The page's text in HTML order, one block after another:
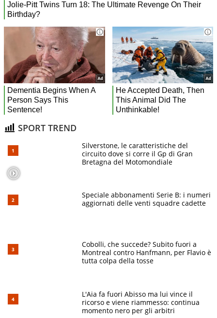
SPORT TREND
Silverstone, le caratteristiche del
circuito dove si corre il Gp di Gran
Bretagna del Motomondiale
Speciale abbonamenti Serie B: i numeri
aggiornati delle venti squadre cadette
Cobolli, che succede? Subito fuori a
Montreal contro Hanfmann, per Flavio è
tutta colpa della tosse
L'Aia fa fuori Abisso ma lui vince il
ricorso e viene riammesso: continua
momento nero per gli arbitri